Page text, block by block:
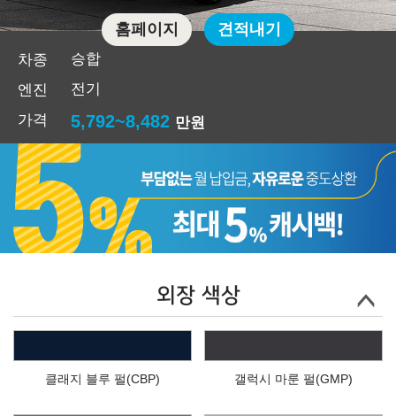
차종
승합
엔진
전기
가격
5,792~8,482 만원
홈페이지 견적내기
외장 색상
클래지 블루 펄(CBP) 갤럭시 마룬 펄(GMP)